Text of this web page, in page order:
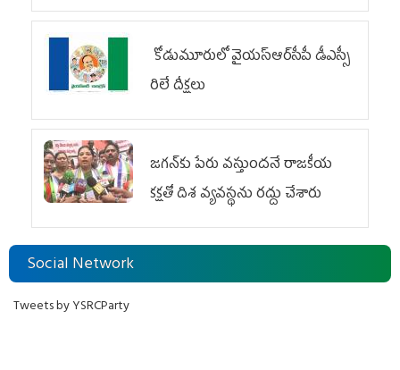
కోడుమూరులో వైయ‌స్ఆర్‌సీపీ డీఎస్సీ
రిలే దీక్షలు
జగన్‌కు పేరు వస్తుందనే రాజకీయ
కక్షతో దిశ వ్య‌వ‌స్థ‌ను రద్దు చేశారు
Social Network
Tweets by YSRCParty